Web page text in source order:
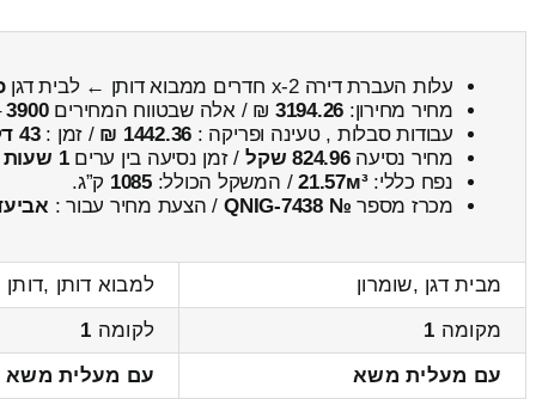
עלות העברת דירה 2-x חדרים ממבוא דותן ← לבית דגן
מחיר מחירון: 3194.26 ₪ / אלה שבטווח המחירים3900
עבודות סבלות , טעינה ופריקה : 1442.36 ₪ / זמן :43 דקות 1 שניות
מחיר נסיעה824.96 שקל / זמן נסיעה בין ערים1 שעות , 8 דקות
נפח כללי:21.57м³/ המשקל הכולל:1085 ק”ג.
מכרז מספר № QNIG-7438 / הצעת מחיר עבור :
מבית דגן ,שומרון
למבוא דותן ,דותן
מקומה 1 לקומה 1
עם מעלית משא
עם מעלית משא